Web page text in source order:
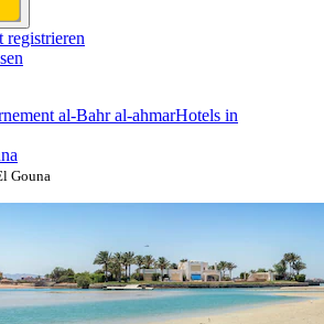
registrieren
al-Bahr al-ahmarHotels in
Gouna